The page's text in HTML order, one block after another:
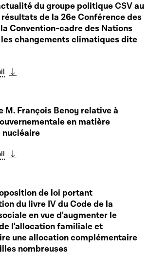
du groupe politique CSV au
de la 26e Conférence des
Convention-cadre des Nations
les changements climatiques dite
M. François Benoy relative à
en matière
nucléaire
de loi portant
du livre IV du Code de la
en vue d'augmenter le
l'allocation familiale et
une allocation complémentaire
nombreuses